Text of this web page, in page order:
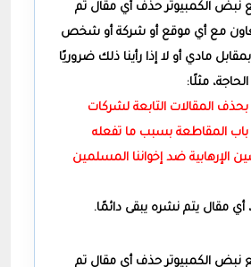
نبض الكمبيوتر حذف أي مقال تم
مع أي موقع أو شركة أو شخص
مادي أو لا إذا رأينا ذلك ضروريًا
مثلًا:
المقالات التابعة لشركات
المقاطعة بسبب ما تفعله
الإرهابية ضد إخواننا المسلمين
مقال يتم نشره يبقى دائمًا.
نبض الكمبيوتر حذف أي مقال تم